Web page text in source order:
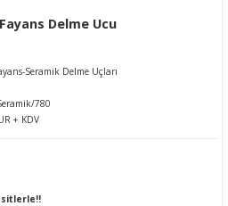
Delme Ucu
Seramik Delme Uçları
780
+ KDV